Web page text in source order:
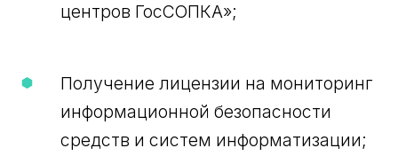
центров ГосСОПКА»;
Получение лицензии на мониторинг
информационной безопасности
средств и систем информатизации;